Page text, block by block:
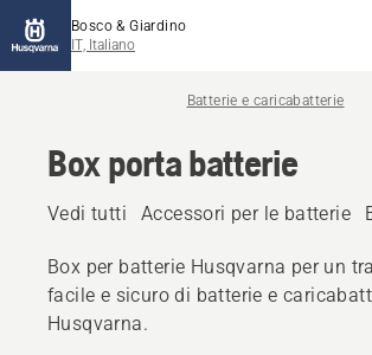
Bosco & Giardino
IT, Italiano
Batterie e caricabatterie
Box porta batterie
Vedi tutti Accessori per le batterie
Box per batterie Husqvarna per un
facile e sicuro di batterie e
Husqvarna.